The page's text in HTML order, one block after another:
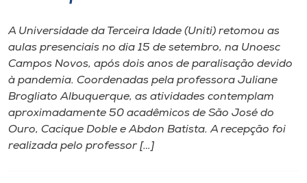
Portal de Ensino
A
Unoesc
Internacionalização
A Universidade da Terceira Idade (Uniti) retomou as
aulas presenciais no dia 15 de setembro, na Unoesc
Campos Novos, após dois anos de paralisação devido
à pandemia. Coordenadas pela professora Juliane
Brogliato Albuquerque, as atividades contemplam
aproximadamente 50 acadêmicos de São José do
Ouro, Cacique Doble e Abdon Batista. A recepção foi
realizada pelo professor […]